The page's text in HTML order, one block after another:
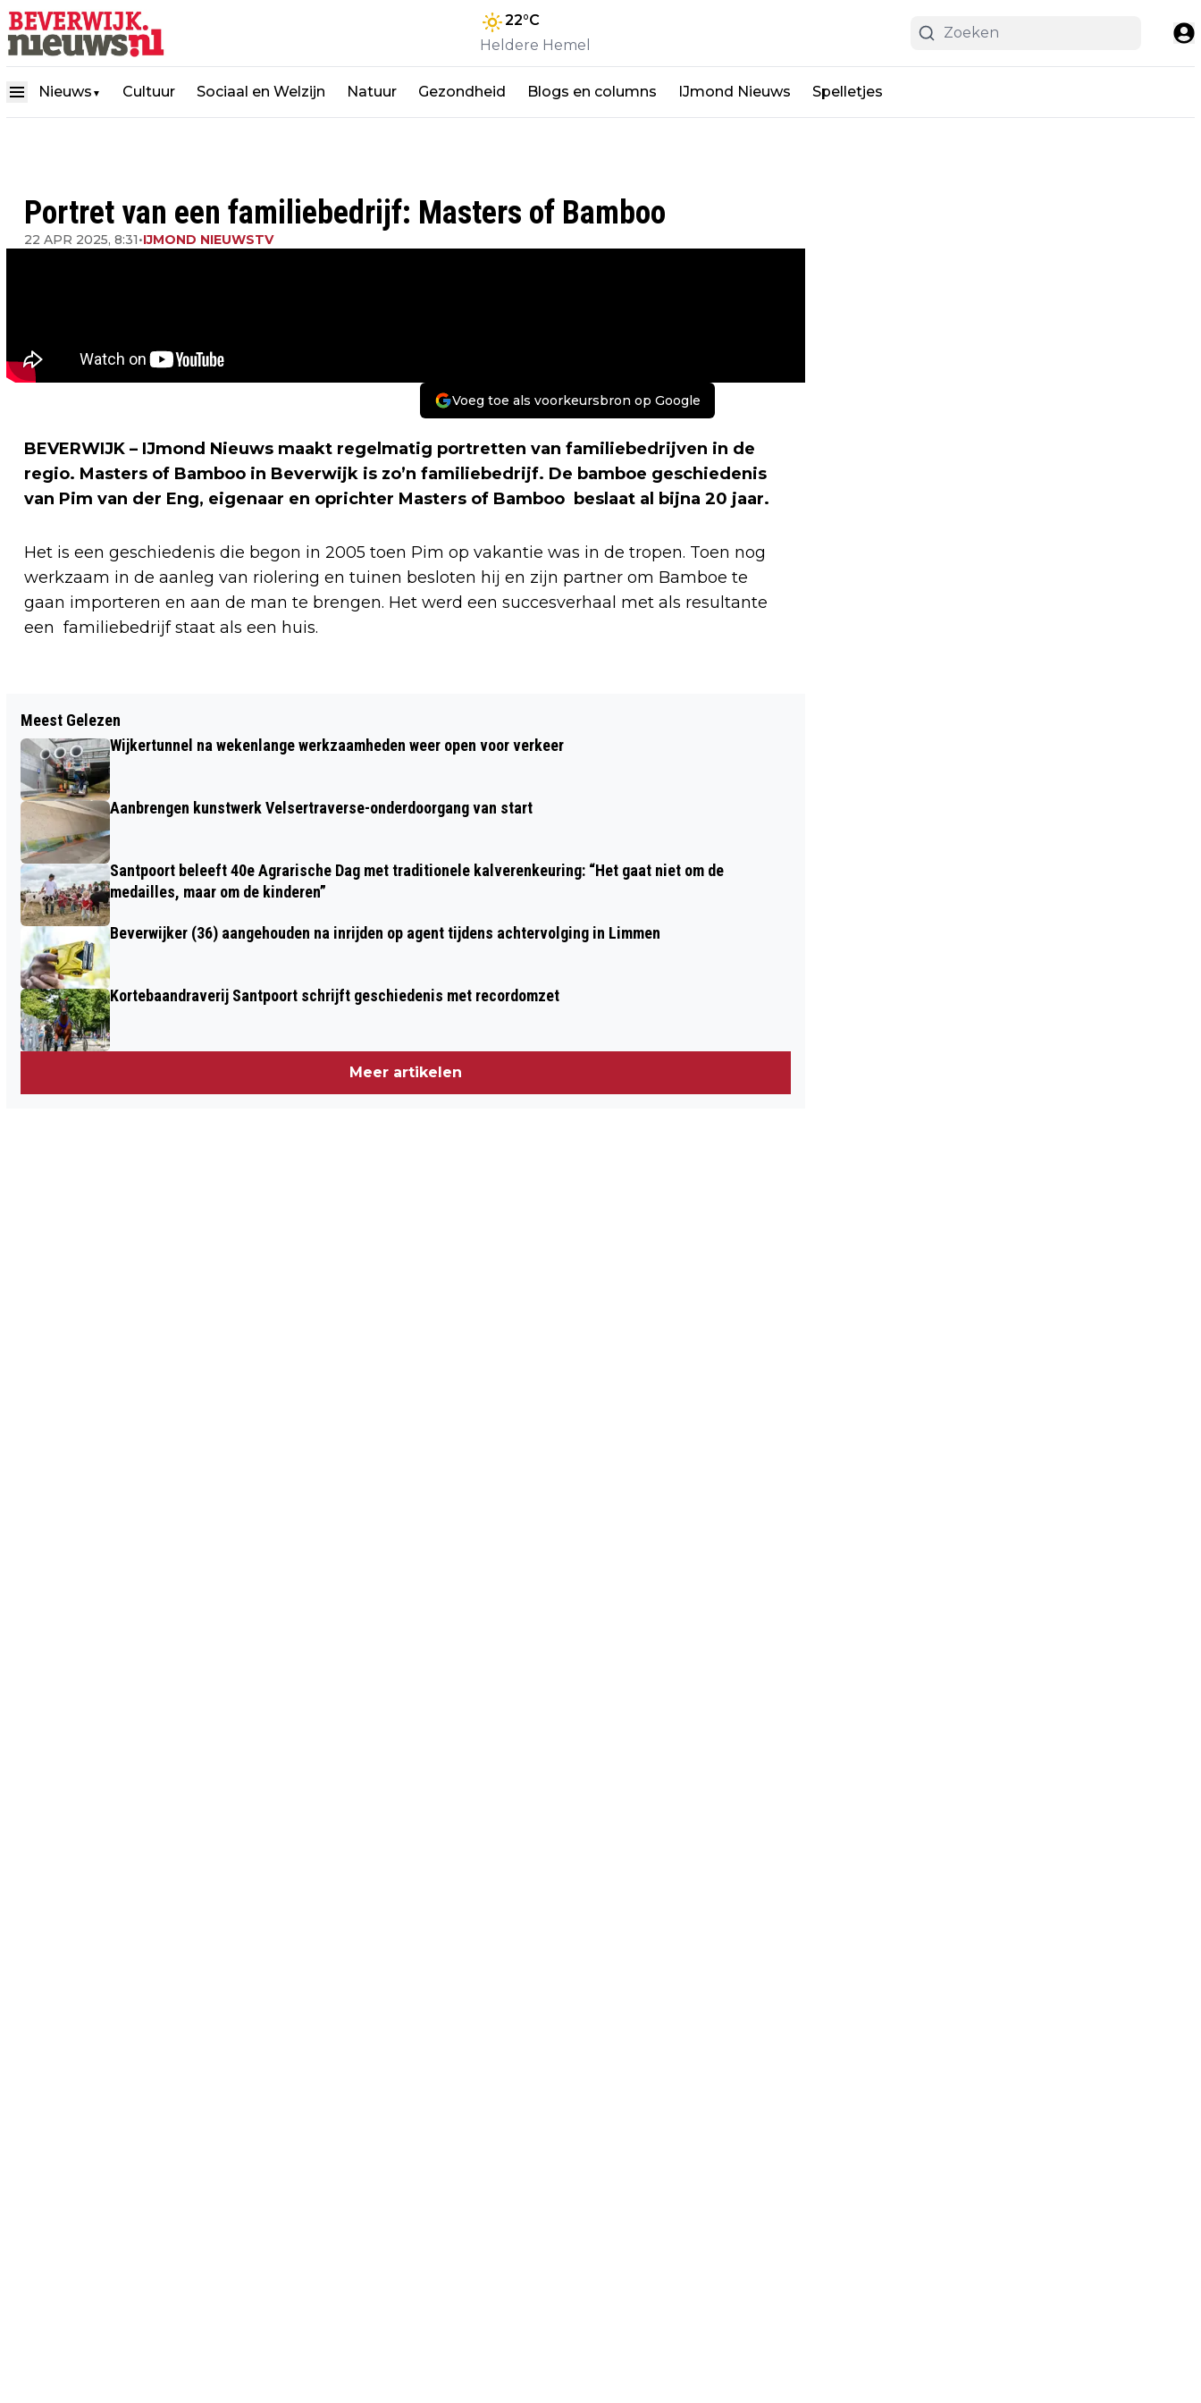
22°C
Heldere Hemel
Nieuws ▼ Cultuur Sociaal en Welzijn Natuur Gezondheid Blogs en columns IJmond Nieuws Spelletjes
Portret van een familiebedrijf: Masters of Bamboo
22 APR 2025, 8:31•IJMOND NIEUWSTV
Voeg toe als voorkeursbron op Google
BEVERWIJK – IJmond Nieuws maakt regelmatig portretten van familiebedrijven in de
regio. Masters of Bamboo in Beverwijk is zo’n familiebedrijf. De bamboe geschiedenis
van Pim van der Eng, eigenaar en oprichter Masters of Bamboo beslaat al bijna 20 jaar.
Het is een geschiedenis die begon in 2005 toen Pim op vakantie was in de tropen. Toen nog
werkzaam in de aanleg van riolering en tuinen besloten hij en zijn partner om Bamboe te
gaan importeren en aan de man te brengen. Het werd een succesverhaal met als resultante
een familiebedrijf staat als een huis.
VOORMALIG WIELRENNER AB
GELDERMANS (90) OVERLEDEN
TALENTENLAB BIBLIOTHEEK IJMOND
Meest Gelezen
Wijkertunnel na wekenlange werkzaamheden weer open voor verkeer
Aanbrengen kunstwerk Velsertraverse-onderdoorgang van start
Santpoort beleeft 40e Agrarische Dag met traditionele kalverenkeuring: “Het gaat niet om de
medailles, maar om de kinderen”
Beverwijker (36) aangehouden na inrijden op agent tijdens achtervolging in Limmen
Kortebaandraverij Santpoort schrijft geschiedenis met recordomzet
Meer artikelen